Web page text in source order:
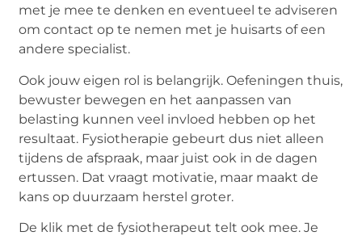
met je mee te denken en eventueel te adviseren
om contact op te nemen met je huisarts of een
andere specialist.
Ook jouw eigen rol is belangrijk. Oefeningen thuis,
bewuster bewegen en het aanpassen van
belasting kunnen veel invloed hebben op het
resultaat. Fysiotherapie gebeurt dus niet alleen
tijdens de afspraak, maar juist ook in de dagen
ertussen. Dat vraagt motivatie, maar maakt de
kans op duurzaam herstel groter.
De klik met de fysiotherapeut telt ook mee. Je